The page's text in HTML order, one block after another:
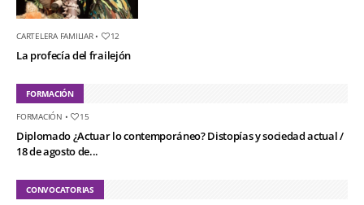
CARTELERA FAMILIAR• 12
La profecía del frailejón
FORMACIÓN
FORMACIÓN • 15
Diplomado ¿Actuar lo contemporáneo? Distopías y sociedad actual /
18 de agosto de...
CONVOCATORIAS